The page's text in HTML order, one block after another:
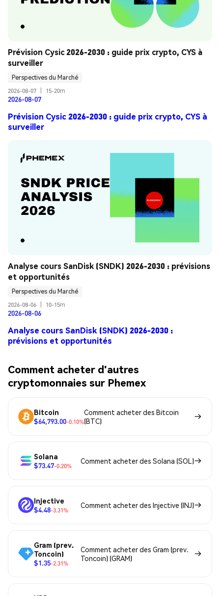
Prévision Cysic 2026-2030 : guide prix crypto, CYS à
surveiller
Perspectives du Marché
2026-08-07
15-20m
2026-08-07
Prévision Cysic 2026-2030 : guide prix crypto, CYS à
surveiller
Analyse cours SanDisk (SNDK) 2026-2030 : prévisions
et opportunités
Perspectives du Marché
2026-08-06
10-15m
2026-08-06
Analyse cours SanDisk (SNDK) 2026-2030 :
prévisions et opportunités
Comment acheter d'autres
cryptomonnaies sur Phemex
Bitcoin
$64,793.00-0.10%
Comment acheter des Bitcoin
(BTC)
Solana
$73.47-0.20%
Comment acheter des Solana (SOL)
Injective
$4.48-3.31%
Comment acheter des Injective (INJ)
Gram (prev.
Toncoin)
$1.35-2.31%
Comment acheter des Gram (prev.
Toncoin) (GRAM)